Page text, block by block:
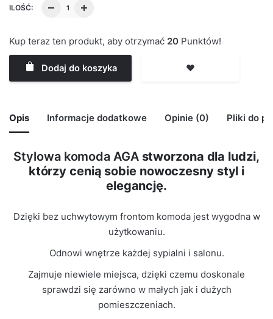
ILOŚĆ:
Kup teraz ten produkt, aby otrzymać 20 Punktów!
Dodaj do koszyka ❤️
Opis Informacje dodatkowe Opinie (0) Pliki do
Stylowa komoda AGAstworzona dla ludzi,
którzy cenią sobie nowoczesny styl i
elegancję.
Dzięki bez uchwytowym frontom komoda jest wygodna w
użytkowaniu.
Odnowi wnętrze każdej sypialni i salonu.
Zajmuje niewiele miejsca, dzięki czemu doskonale
sprawdzi się zarówno w małych jak i dużych
pomieszczeniach.
Waga 29 kg
paczek
🙁 Nie ma jeszcze opinii o tym produkcie..
Only logged in customers who have purchased this